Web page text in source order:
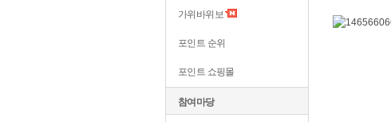
가위바위보
포인트 순위
포인트 쇼핑몰
참여마당